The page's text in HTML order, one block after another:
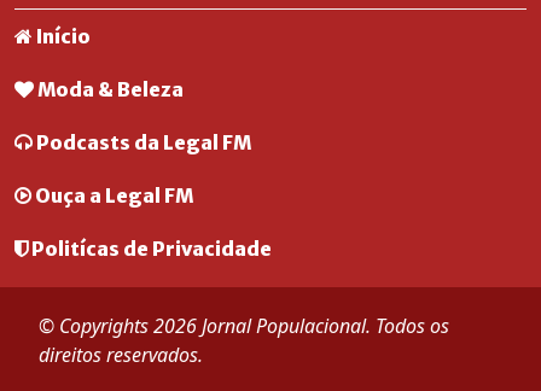
Início
Moda & Beleza
Podcasts da Legal FM
Ouça a Legal FM
Politícas de Privacidade
© Copyrights 2026 Jornal Populacional. Todos os
direitos reservados.